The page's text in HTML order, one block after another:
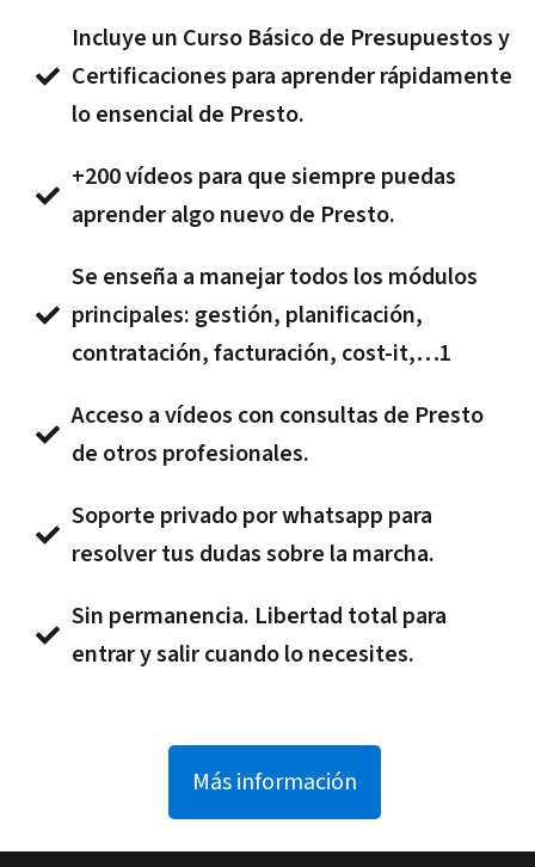
Incluye un Curso Básico de Presupuestos y
Certificaciones para aprender rápidamente
lo ensencial de Presto.
+200 vídeos para que siempre puedas
aprender algo nuevo de Presto.
Se enseña a manejar todos los módulos
principales: gestión, planificación,
contratación, facturación, cost-it,…1
Acceso a vídeos con consultas de Presto
de otros profesionales.
Soporte privado por whatsapp para
resolver tus dudas sobre la marcha.
Sin permanencia. Libertad total para
entrar y salir cuando lo necesites.
Más información